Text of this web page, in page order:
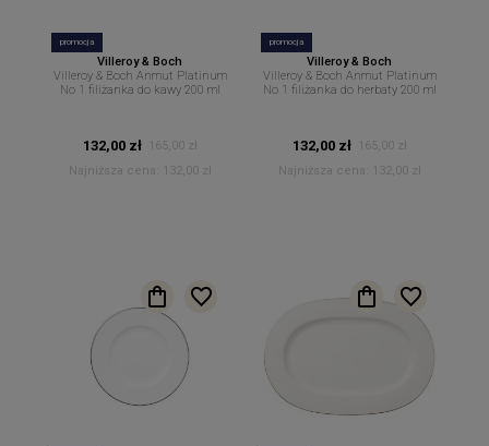
promocja
Villeroy & Boch
Villeroy & Boch Anmut Platinum
No 1 filiżanka do kawy 200 ml
132,00 zł
165,00 zł
Najniższa cena:
132,00 zł
promocja
Villeroy & Boch
Villeroy & Boch Anmut Platinum
No 1 filiżanka do herbaty 200 ml
132,00 zł
165,00 zł
Najniższa cena:
132,00 zł